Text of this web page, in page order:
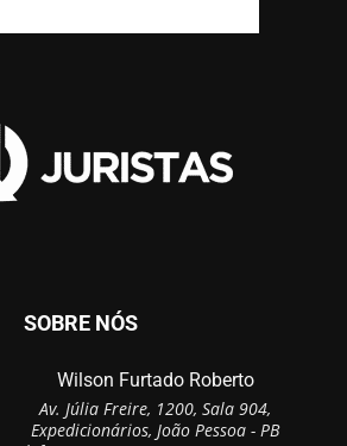
SOBRE NÓS
Wilson Furtado Roberto
Av. Júlia Freire, 1200, Sala 904,
Expedicionários, João Pessoa - PB